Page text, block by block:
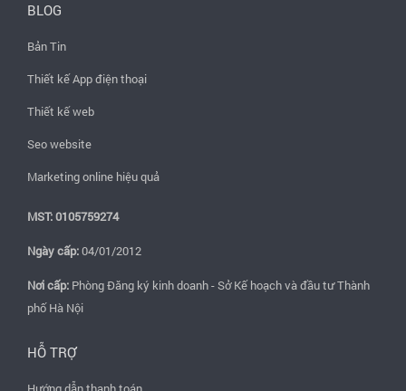
BLOG
Bản Tin
Thiết kế App điện thoại
Thiết kế web
Seo website
Marketing online hiệu quả
MST: 0105759274
Ngày cấp:04/01/2012
Nơi cấp: Phòng Đăng ký kinh doanh - Sở Kế hoạch và đầu tư Thành
phố Hà Nội
HỖ TRỢ